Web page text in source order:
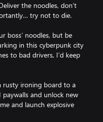
the noodles, don’t
try not to die.
boss’ noodles, but be
in this cyberpunk city
to bad drivers, I’d keep
rusty ironing board to a
paywalls and unlock new
and launch explosive